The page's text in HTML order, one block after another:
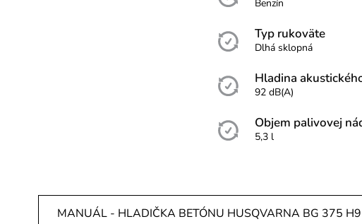
Benzín
Typ rukoväte
Dlhá sklopná
Hladina
92 dB(A)
Objem palivovej
5,3 l
MANUÁL - HLADIČKA BETÓNU HUSQVARNA BG 375 H9